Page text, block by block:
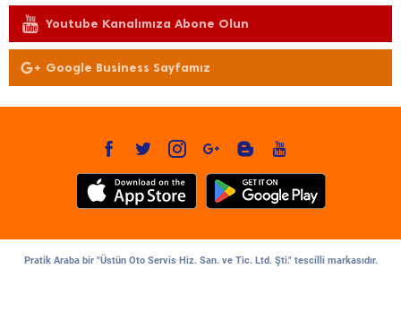
Youtube Kanalımıza Abone Olun
Google Business Sayfamız
Pratik Araba bir "Üstün Oto Servis Hiz. San. ve Tic. Ltd. Şti." tescilli markasıdır.